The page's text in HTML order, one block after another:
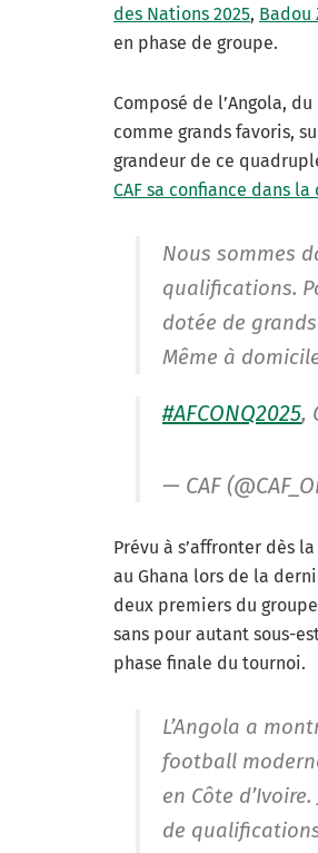
des Nations 2025, Badou
en phase de groupe.
Composé de l’Angola,
comme grands favoris,
grandeur de ce
CAF sa confiance dans
Nous sommes
qualifications.
dotée de
Même à
#AFCONQ2025,
— CAF
Prévu à s’affronter dès la
au Ghana lors de la
deux premiers du
sans pour autant sous-
phase finale du tournoi.
L’Angola a
football
en Côte
de